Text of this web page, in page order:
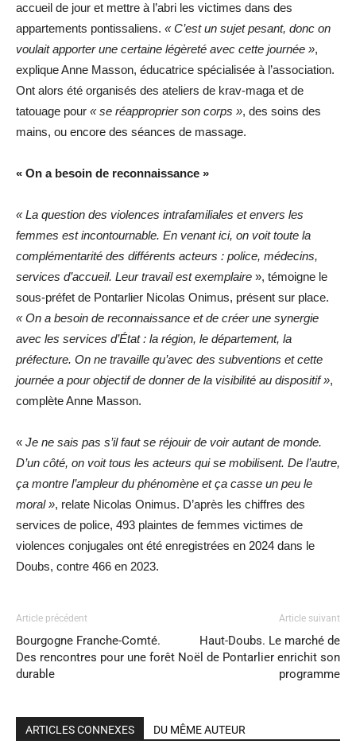
accueil de jour et mettre à l’abri les victimes dans des
appartements pontissaliens. « C’est un sujet pesant, donc on
voulait apporter une certaine légèreté avec cette journée »,
explique Anne Masson, éducatrice spécialisée à l’association.
Ont alors été organisés des ateliers de krav-maga et de
tatouage pour « se réapproprier son corps », des soins des
mains, ou encore des séances de massage.
« On a besoin de reconnaissance »
« La question des violences intrafamiliales et envers les
femmes est incontournable. En venant ici, on voit toute la
complémentarité des différents acteurs : police, médecins,
services d’accueil. Leur travail est exemplaire », témoigne le
sous-préfet de Pontarlier Nicolas Onimus, présent sur place.
« On a besoin de reconnaissance et de créer une synergie
avec les services d’État : la région, le département, la
préfecture. On ne travaille qu’avec des subventions et cette
journée a pour objectif de donner de la visibilité au dispositif »,
complète Anne Masson.
« Je ne sais pas s’il faut se réjouir de voir autant de monde.
D’un côté, on voit tous les acteurs qui se mobilisent. De l’autre,
ça montre l’ampleur du phénomène et ça casse un peu le
moral », relate Nicolas Onimus. D’après les chiffres des
services de police, 493 plaintes de femmes victimes de
violences conjugales ont été enregistrées en 2024 dans le
Doubs, contre 466 en 2023.
Article précédent
Bourgogne Franche-Comté.
Des rencontres pour une forêt
durable
Article suivant
Haut-Doubs. Le marché de
Noël de Pontarlier enrichit son
programme
ARTICLES CONNEXES DU MÊME AUTEUR